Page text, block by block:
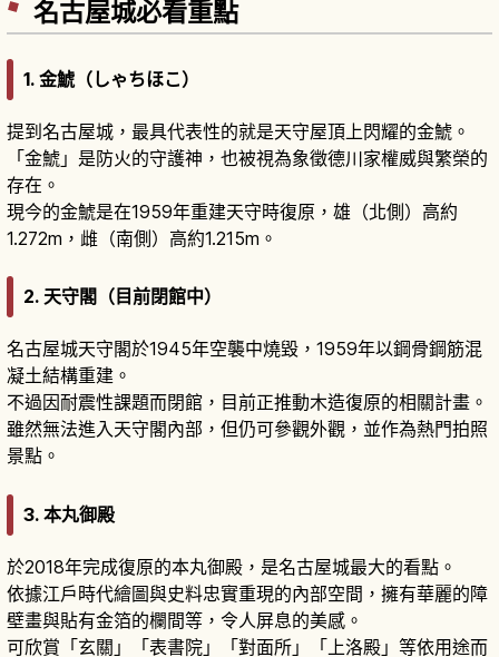
名古屋城必看重點
1. 金鯱（しゃちほこ）
提到名古屋城，最具代表性的就是天守屋頂上閃耀的金鯱。
「金鯱」是防火的守護神，也被視為象徵德川家權威與繁榮的
存在。
現今的金鯱是在1959年重建天守時復原，雄（北側）高約
1.272m，雌（南側）高約1.215m。
2. 天守閣（目前閉館中）
名古屋城天守閣於1945年空襲中燒毀，1959年以鋼骨鋼筋混
凝土結構重建。
不過因耐震性課題而閉館，目前正推動木造復原的相關計畫。
雖然無法進入天守閣內部，但仍可參觀外觀，並作為熱門拍照
景點。
3. 本丸御殿
於2018年完成復原的本丸御殿，是名古屋城最大的看點。
依據江戶時代繪圖與史料忠實重現的內部空間，擁有華麗的障
壁畫與貼有金箔的欄間等，令人屏息的美感。
可欣賞「玄關」「表書院」「對面所」「上洛殿」等依用途而